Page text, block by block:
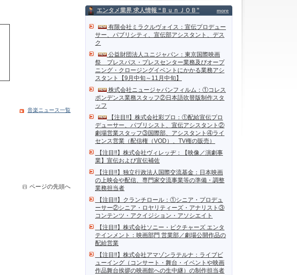
more
エンタメ業界 求人情報 “ＢｕｎＪＯＢ”
有限会社ミラクルヴォイス：宣伝プロデュー
サー、パブリシティ、宣伝部アシスタント、デス
ク
公益財団法人ユニジャパン：東京国際映画
祭 プレスパス・プレスセンター業務及びオープ
ニング・クロージングイベントにかかる業務アシ
スタント【9月中旬～11月中旬】
株式会社ニュージャパンフィルム：①コレス
ポンデンス業務スタッフ②日本語吹替版制作スタ
ッフ
【注目!!】株式会社彩プロ：①配給宣伝プロ
デューサー、パブリシスト、宣伝アシスタント②
劇場営業スタッフ③国際部、アシスタント④ライ
センス営業（配信権（VOD）、TV権の販売）
【注目!!】株式会社ヴィレッヂ：【映像／演劇事
業】宣伝および宣伝補佐
【注目!!】独立行政法人国際交流基金：日本映画
の上映会や配信、専門家交流事業等の準備・調整
業務担当者
【注目!!】クランチロール：①シニア・プロデュ
ーサー②シニア・ロヤリティーズ・アナリスト③
コンテンツ・アクイジション・アソシエイト
【注目!!】株式会社ソニー・ピクチャーズ エンタ
テインメント：映画部門 営業部／劇場公開作品の
配給営業
【注目!!】株式会社アマゾンラテルナ：ライブビ
ューイング（コンサート・舞台・イベントや映画
作品舞台挨拶の映画館への生中継）の制作担当者
音楽ニュース一覧
ページの先頭へ